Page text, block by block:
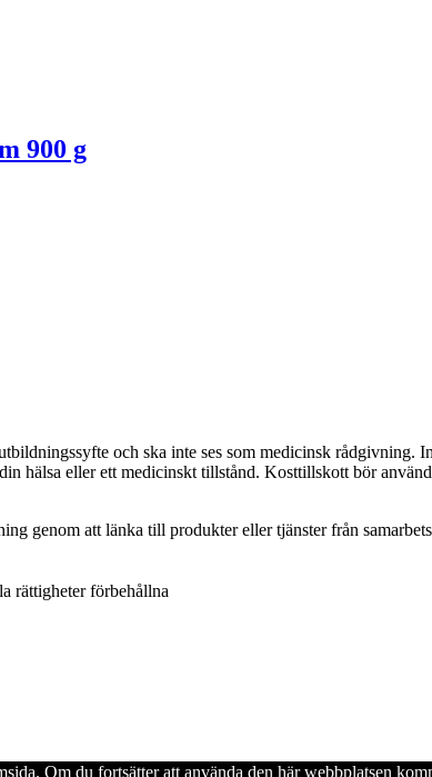
900 g
och ska inte ses som medicinsk rådgivning.
hälsa eller ett medicinskt tillstånd. Kosttillskott bör
genom att länka till produkter eller tjänster från
rättigheter förbehållna
Om du fortsätter att använda den här webbplatsen